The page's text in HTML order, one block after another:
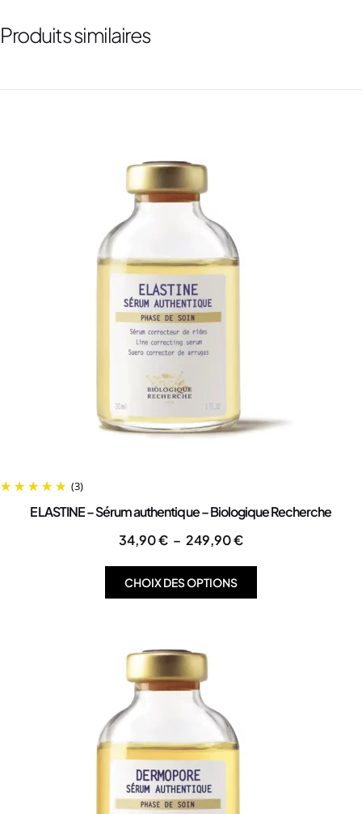
Produits similaires
(3)
ELASTINE – Sérum authentique – Biologique Recherche
34,90€ – 249,90€
CHOIX DES OPTIONS